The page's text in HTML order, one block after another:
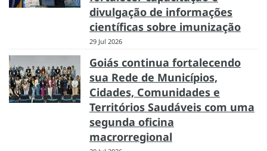
divulgação de informações
científicas sobre imunização
29 Jul 2026
Goiás continua fortalecendo
sua Rede de Municípios,
Cidades, Comunidades e
Territórios Saudáveis com uma
segunda oficina
macrorregional